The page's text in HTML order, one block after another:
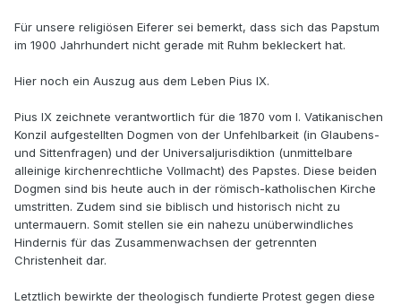
Für unsere religiösen Eiferer sei bemerkt, dass sich das Papstum
im 1900 Jahrhundert nicht gerade mit Ruhm bekleckert hat.
Hier noch ein Auszug aus dem Leben Pius IX.
Pius IX zeichnete verantwortlich für die 1870 vom I. Vatikanischen
Konzil aufgestellten Dogmen von der Unfehlbarkeit (in Glaubens-
und Sittenfragen) und der Universaljurisdiktion (unmittelbare
alleinige kirchenrechtliche Vollmacht) des Papstes. Diese beiden
Dogmen sind bis heute auch in der römisch-katholischen Kirche
umstritten. Zudem sind sie biblisch und historisch nicht zu
untermauern. Somit stellen sie ein nahezu unüberwindliches
Hindernis für das Zusammenwachsen der getrennten
Christenheit dar.
Letztlich bewirkte der theologisch fundierte Protest gegen diese